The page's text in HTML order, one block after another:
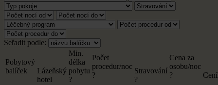
Seřadit podle:
Pobytový
balíček
Lázeňský
hotel
Min.
délka
pobytu
?
Počet
procedur/noc
?
Stravování
?
Cena za
osobu/noc
?